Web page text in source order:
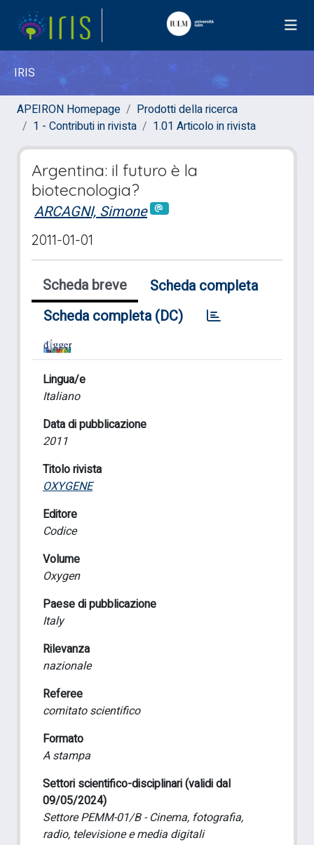
IRIS
APEIRON Homepage
Prodotti della ricerca
1 - Contributi in rivista
1.01 Articolo in rivista
Argentina: il futuro è la
biotecnologia?
ARCAGNI, Simone
2011-01-01
Scheda breve
Scheda completa
Scheda completa (DC)
Lingua/e
Italiano
Data di pubblicazione
2011
Titolo rivista
OXYGENE
Editore
Codice
Volume
Oxygen
Paese di pubblicazione
Italy
Rilevanza
nazionale
Referee
comitato scientifico
Formato
A stampa
Settori scientifico-disciplinari (validi dal
09/05/2024)
Settore PEMM-01/B - Cinema, fotografia,
radio, televisione e media digitali